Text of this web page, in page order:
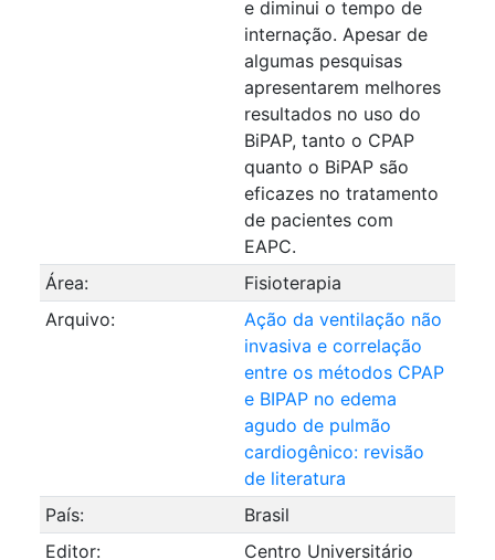
e diminui o tempo de
internação. Apesar de
algumas pesquisas
apresentarem melhores
resultados no uso do
BiPAP, tanto o CPAP
quanto o BiPAP são
eficazes no tratamento
de pacientes com
EAPC.
Área:
Fisioterapia
Arquivo:
Ação da ventilação não
invasiva e correlação
entre os métodos CPAP
e BIPAP no edema
agudo de pulmão
cardiogênico: revisão
de literatura
País:
Brasil
Editor:
Centro Universitário